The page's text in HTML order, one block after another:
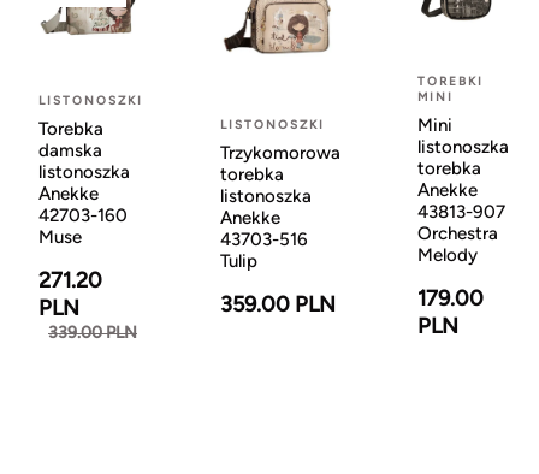
LISTONOSZKI
Torebka
damska
listonoszka
Anekke
42703-160
Muse
271.20
PLN
339.00 PLN
LISTONOSZKI
Trzykomorowa
torebka
listonoszka
Anekke
43703-516
Tulip
359.00 PLN
TOREBKI
MINI
Mini
listonoszka
torebka
Anekke
43813-907
Orchestra
Melody
179.00
PLN